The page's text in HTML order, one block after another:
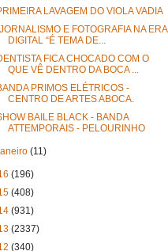
LAVAGEM DO VIOLA VADIA
E FOTOGRAFIA NA ERA
DIGITAL “É TEMA DE...
FICA CHOCADO COM O
QUE VÊ DENTRO DA BOCA ...
PRIMOS ELÉTRICOS -
CENTRO DE ARTES ABOCA.
BAILE BLACK - BANDA
ATTEMPORAIS - PELOURINHO
(11)
(196)
(408)
(931)
(2337)
(340)